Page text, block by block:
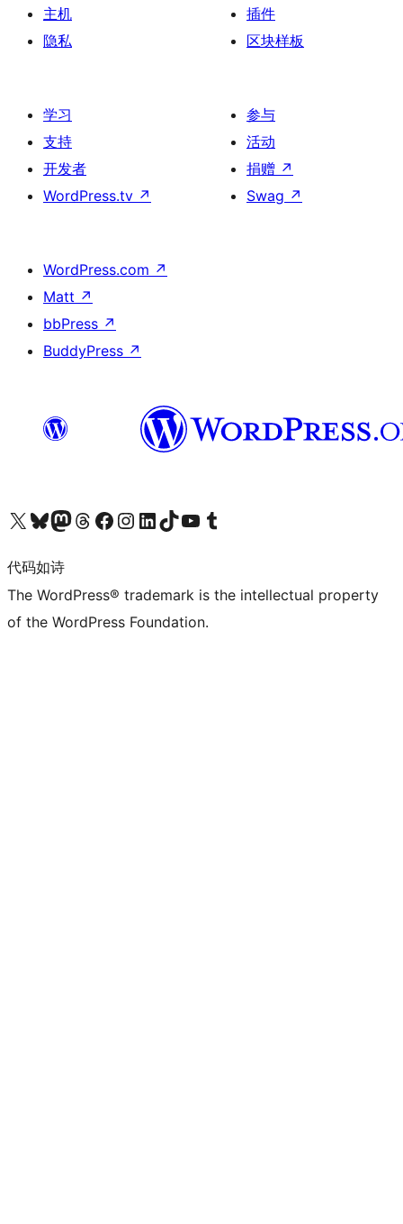
主机
隐私
插件
区块样板
学习
支持
开发者
WordPress.tv ↗
参与
活动
捐赠 ↗
Swag ↗
WordPress.com ↗
Matt ↗
bbPress ↗
BuddyPress ↗
关注我们的 X（原 Twitter）账号访问我们的 Bluesky 账号关注我们的 Mastodon 账号访问我们的 Threads 账号 访问我们的 Facebook 公共主页关注我们的 Instagram 账号 关注我们的 LinkedIn 主页访问我们的 TikTok 账号访问我们的 YouTube 频道 访问我们的 Tumblr 账号
代码如诗
The WordPress® trademark is the intellectual property
of the WordPress Foundation.